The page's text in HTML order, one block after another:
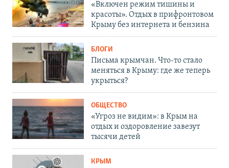
«Включен режим тишины и
красоты». Отдых в прифронтовом
Крыму без интернета и бензина
БЛОГИ
Письма крымчан. Что-то стало
меняться в Крыму: где же теперь
укрыться?
ОБЩЕСТВО
«Угроз не видим»: в Крым на
отдых и оздоровление завезут
тысячи детей
КРЫМ